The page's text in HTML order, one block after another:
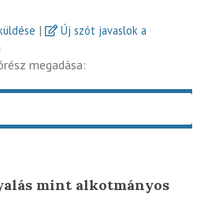
|
Új szót javaslok a
megadása:
mint alkotmányos